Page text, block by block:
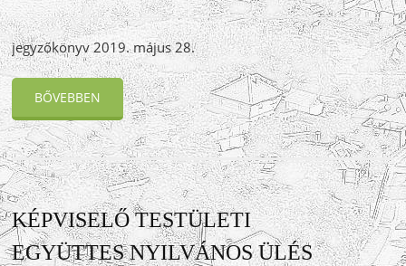
jegyzőkönyv 2019. május 28.
BŐVEBBEN
KÉPVISELŐ TESTÜLETI
EGYÜTTES NYILVÁNOS ÜLÉS